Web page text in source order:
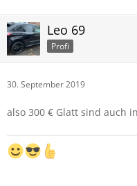
Leo 69
Profi
30. September 2019
also 300 € Glatt sind auch